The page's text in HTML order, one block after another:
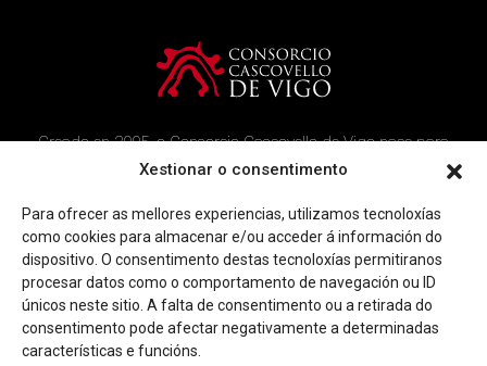
Xestionar o consentimento
Para ofrecer as mellores experiencias, utilizamos tecnoloxías
como cookies para almacenar e/ou acceder á información do
dispositivo. O consentimento destas tecnoloxías permitiranos
procesar datos como o comportamento de navegación ou ID
únicos neste sitio. A falta de consentimento ou a retirada do
consentimento pode afectar negativamente a determinadas
características e funcións.
Creado en 2005, o Consorcio Cascovello de Vigo nace para
atender aos veciños do casco histórico, creando un ambicioso
Imaxe corporativa Contacto
Facebook Twitter Youtube
Instagram
Rúa Ferrería, 45 Baixo 36202 Vigo (Pontevedra)
info@consorciocascovellovigo.org